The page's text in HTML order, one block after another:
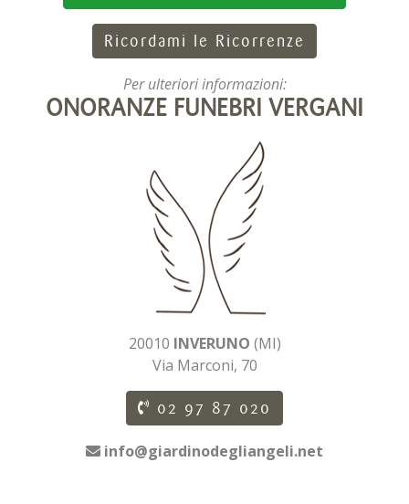
Ricordami le Ricorrenze
Per ulteriori informazioni:
ONORANZE FUNEBRI VERGANI
20010 INVERUNO (MI)
Via Marconi, 70
02 97 87 020
info@giardinodegliangeli.net